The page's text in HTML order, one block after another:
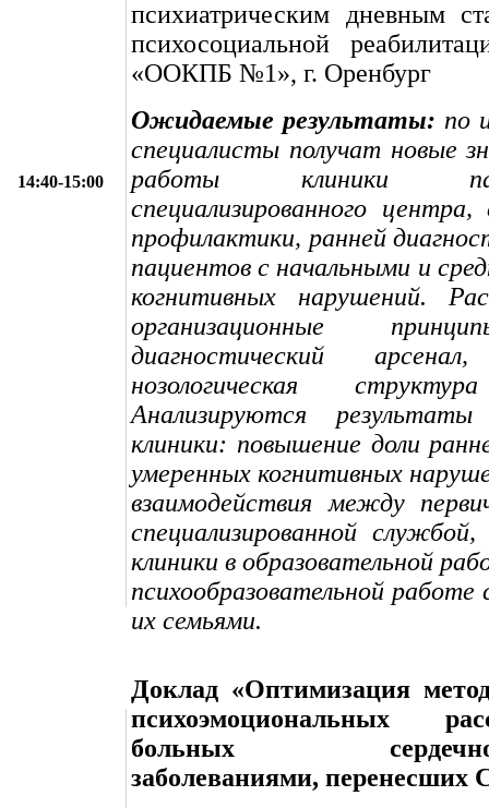
14:40-15:00
психиатрическим дневным
психосоциальной
«ООКПБ №1», г. Оренбург
Ожидаемые результаты: по
специалисты получат новые
работы клиники
специализированного центра,
профилактики, ранней
пациентов с начальными и
когнитивных нарушений.
организационные
диагностический
нозологическая
Анализируются результаты
клиники: повышение доли
умеренных когнитивных
взаимодействия между
специализированной
клиники в образовательной
психообразовательной
их семьями.
Доклад «Оптимизация
психоэмоциональных
больных сердечно-
заболеваниями, перенесших